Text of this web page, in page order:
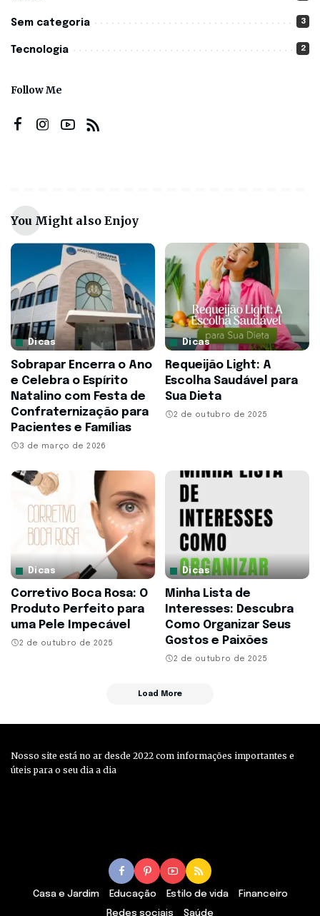
Sem categoria 3
Tecnologia 2
Follow Me
You Might also Enjoy
Dicas
Sobrapar Encerra o Ano
e Celebra o Espírito
Natalino com Festa de
Confraternização para
Pacientes e Famílias
3 de março de 2026
Dicas
Requeijão Light: A
Escolha Saudável para
Sua Dieta
2 de outubro de 2025
Dicas
Corretivo Boca Rosa: O
Produto Perfeito para
uma Pele Impecável
2 de outubro de 2025
Dicas
Minha Lista de
Interesses: Descubra
Como Organizar Seus
Gostos e Paixões
2 de outubro de 2025
Load More
Nosso site está no ar desde 2022 com informações importantes e
úteis para o seu dia a dia
Casa e Jardim Educação Estilo de vida
Financeiro
Redes sociais
Saúde